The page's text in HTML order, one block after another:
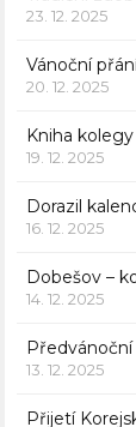
23. 12. 2025
Vánoční
20. 12. 2025
Kniha
19. 12. 2025
Dorazil
16. 12. 2025
Dobešov –
14. 12. 2025
Předvánoční
13. 12. 2025
Přijetí